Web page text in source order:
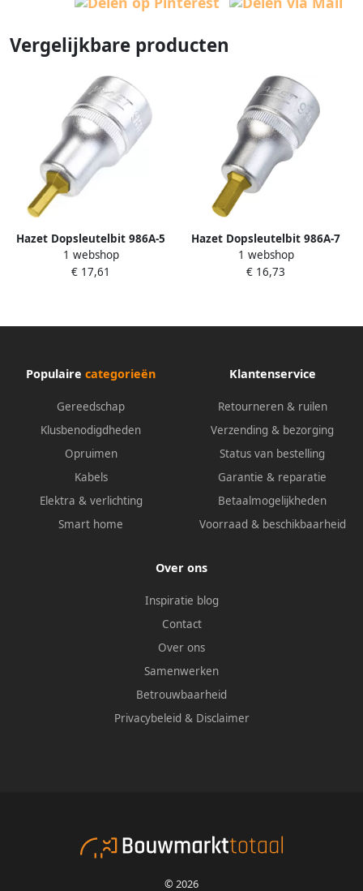
Vergelijkbare producten
Hazet Dopsleutelbit 986A-5
32 · 1 2 inch (12 5 mm)
vierkant hol · Binnen-
1 webshop
€ 17,61
Hazet Dopsleutelbit 986A-7
32 · 1 2 inch (12 5 mm)
vierkant hol · Binnen-
1 webshop
€ 16,73
Populaire categorieën
Gereedschap
Klusbenodigdheden
Opruimen
Kabels
Elektra & verlichting
Smart home
Klantenservice
Retourneren & ruilen
Verzending & bezorging
Status van bestelling
Garantie & reparatie
Betaalmogelijkheden
Voorraad & beschikbaarheid
Over ons
Inspiratie blog
Contact
Over ons
Samenwerken
Betrouwbaarheid
Privacybeleid & Disclaimer
© 2026